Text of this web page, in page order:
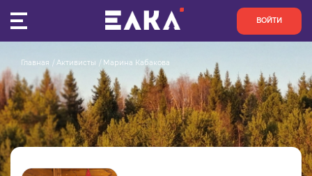
ВОЙТИ
ПУЛЬС
КОНКУРСЫ
ОРГАНИЗАЦИИ
Главная Активисты Марина Кабакова